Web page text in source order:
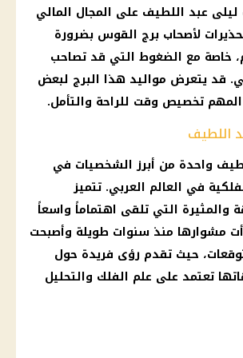
ليلى عبد اللطيف على المجال المالي
لأصحاب برج القوس بضرورة
خاصة مع الضغوط التي قد تصاحب
قد يتعرض مواليد هذا البرج لبعض
المهم تخصيص وقت للراحة والتأمل.
اللطيف
واحدة من أبرز الشخصيات في
في العالم العربي. تتميز
والمثيرة التي تلقى اهتماماً واسعاً
مشوارها منذ سنوات طويلة وأصبحت
، حيث تقدم رؤى فريدة حول
تعتمد على علم الفلك والتحليل